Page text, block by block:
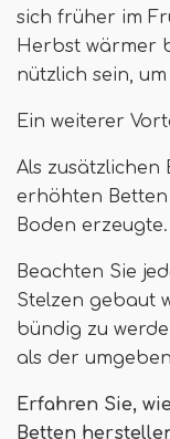
sich früher im
Herbst wärmer
nützlich sein,
Ein weiterer
Als zusätzlichen
erhöhten
Boden erzeugte.
Beachten Sie
Stelzen gebaut
bündig zu
als der
Erfahren Sie,
Betten